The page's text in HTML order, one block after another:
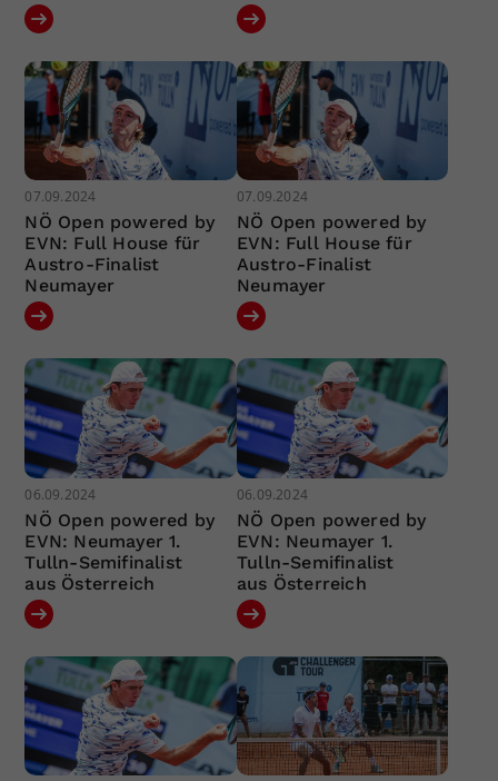
07.09.2024
NÖ Open powered by
EVN: Full House für
Austro-Finalist
Neumayer
07.09.2024
NÖ Open powered by
EVN: Full House für
Austro-Finalist
Neumayer
06.09.2024
NÖ Open powered by
EVN: Neumayer 1.
Tulln-Semifinalist
aus Österreich
06.09.2024
NÖ Open powered by
EVN: Neumayer 1.
Tulln-Semifinalist
aus Österreich